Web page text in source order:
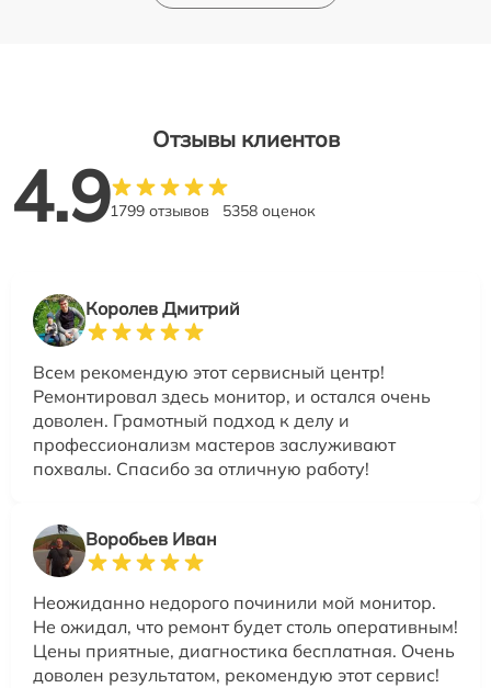
Отзывы клиентов
4.91799 отзывов 5358 оценок
Королев Дмитрий
Всем рекомендую этот сервисный центр!
Ремонтировал здесь монитор, и остался очень
доволен. Грамотный подход к делу и
профессионализм мастеров заслуживают
похвалы. Спасибо за отличную работу!
Воробьев Иван
Неожиданно недорого починили мой монитор.
Не ожидал, что ремонт будет столь оперативным!
Цены приятные, диагностика бесплатная. Очень
доволен результатом, рекомендую этот сервис!